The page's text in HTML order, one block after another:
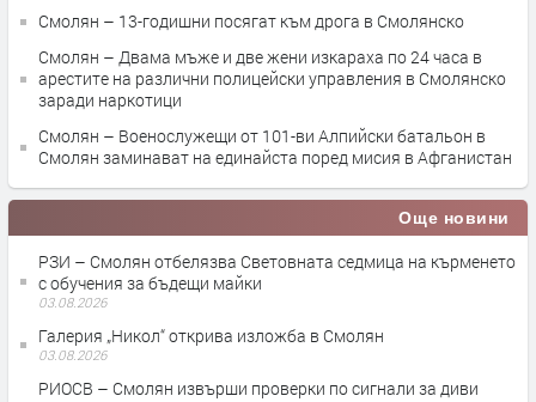
Смолян – 13-годишни посягат към дрога в Смолянско
Смолян – Двама мъже и две жени изкараха по 24 часа в
арестите на различни полицейски управления в Смолянско
заради наркотици
Смолян – Военослужещи от 101-ви Алпийски батальон в
Смолян заминават на единайста поред мисия в Афганистан
Още новини
РЗИ – Смолян отбелязва Световната седмица на кърменето
с обучения за бъдещи майки
03.08.2026
Галерия „Никол“ открива изложба в Смолян
03.08.2026
РИОСВ – Смолян извърши проверки по сигнали за диви